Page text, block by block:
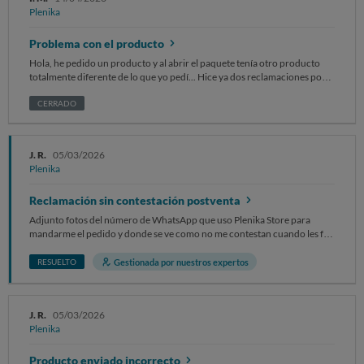
Sin otro particular, atentamente. Recuerda no incluir ningún dato
personal o sensible, ni tuyo ni de un tercero, como puede ser nombre,
bancaria, email…
Plenika
Problema con el producto
Hola, he pedido un producto y al abrir el paquete tenía otro producto
totalmente diferente de lo que yo pedí... Hice ya dos reclamaciones por
producto y que me manden lo que he pedido os mando mi número de
CERRADO
J. R. 05/03/2026
Plenika
Reclamación sin contestación postventa
Adjunto fotos del número de WhatsApp que uso Plenika Store para
mandarme el pedido y donde se ve como no me contestan cuando les fui
freidora de aire porque no la quiero, yo pedí una estación de energía.
RESUELTO Gestionada por nuestros expertos
J. R. 05/03/2026
Plenika
Producto enviado incorrecto